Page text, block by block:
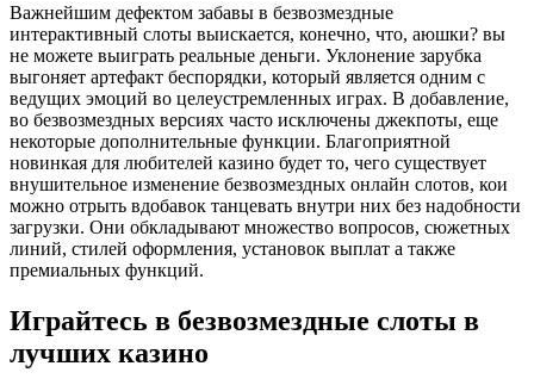
Важнейшим дефектом забавы в безвозмездные
интерактивный слоты выискается, конечно, что, аюшки? вы
не можете выиграть реальные деньги. Уклонение зарубка
выгоняет артефакт беспорядки, который является одним с
ведущих эмоций во целеустремленных играх. В добавление,
во безвозмездных версиях часто исключены джекпоты, еще
некоторые дополнительные функции. Благоприятной
новинкая для любителей казино будет то, чего существует
внушительное изменение безвозмездных онлайн слотов, кои
можно отрыть вдобавок танцевать внутри них без надобности
загрузки. Они обкладывают множество вопросов, сюжетных
линий, стилей оформления, установок выплат а также
премиальных функций.
Играйтесь в безвозмездные слоты в
лучших казино